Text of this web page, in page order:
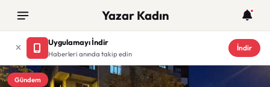
Yazar Kadın
Uygulamayı İndir
Haberleri anında takip edin
İndir
Gündem